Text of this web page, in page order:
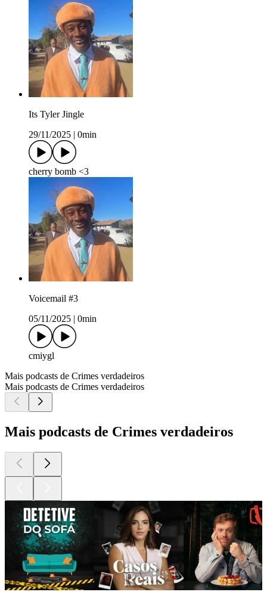
Its Tyler Jingle
29/11/2025
0min
cherry bomb <3
Voicemail #3
05/11/2025
0min
cmiygl
Mais podcasts de Crimes verdadeiros
Mais podcasts de Crimes verdadeiros
Mais podcasts de Crimes verdadeiros